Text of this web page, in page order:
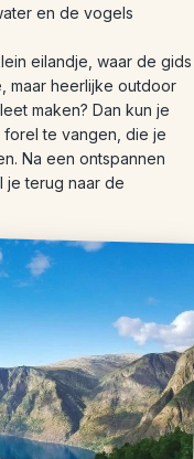
en de vogels
eilandje, waar de gids
maar heerlijke outdoor
maken? Dan kun je
te vangen, die je
Na een ontspannen
je terug naar de